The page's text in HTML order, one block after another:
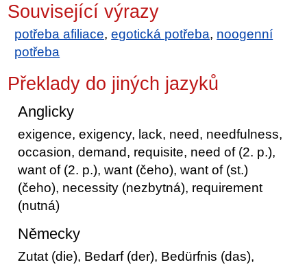
Související výrazy
potřeba afiliace,egotická potřeba, noogenní
potřeba
Překlady do jiných jazyků
Anglicky
exigence, exigency, lack, need, needfulness,
occasion, demand, requisite, need of (2. p.),
want of (2. p.), want (čeho), want of (st.)
(čeho), necessity (nezbytná), requirement
(nutná)
Německy
Zutat (die), Bedarf (der), Bedürfnis (das),